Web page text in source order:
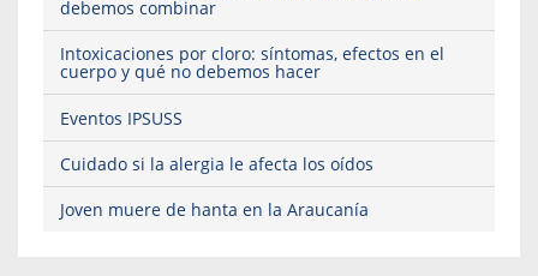
debemos combinar
Intoxicaciones por cloro: síntomas, efectos en el
cuerpo y qué no debemos hacer
Eventos IPSUSS
Cuidado si la alergia le afecta los oídos
Joven muere de hanta en la Araucanía